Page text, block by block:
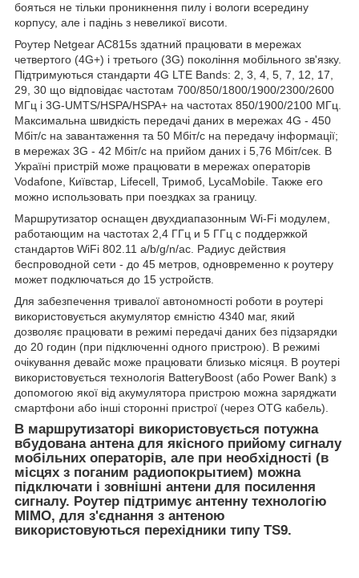
бояться не тільки проникнення пилу і вологи всередину
корпусу, але і падінь з невеликої висоти.
Роутер Netgear AC815s здатний працювати в мережах
четвертого (4G+) і третього (3G) покоління мобільного зв'язку.
Підтримуються стандарти 4G LTE Bands: 2, 3, 4, 5, 7, 12, 17,
29, 30 що відповідає частотам 700/850/1800/1900/2300/2600
МГц і 3G-UMTS/HSPA/HSPA+ на частотах 850/1900/2100 МГц.
Максимальна швидкість передачі даних в мережах 4G - 450
Мбіт/с на завантаження та 50 Мбіт/с на передачу інформації;
в мережах 3G - 42 Мбіт/с на прийом даних і 5,76 Мбіт/сек. В
Україні пристрій може працювати в мережах операторів
Vodafone, Київстар, Lifecell, Тримоб, LycaMobile. Также его
можно использовать при поездках за границу.
Маршрутизатор оснащен двухдиапазонным Wi-Fi модулем,
работающим на частотах 2,4 ГГц и 5 ГГц с поддержкой
стандартов WiFi 802.11 a/b/g/n/ac. Радиус действия
беспроводной сети - до 45 метров, одновременно к роутеру
может подключаться до 15 устройств.
Для забезпечення тривалої автономності роботи в роутері
використовується акумулятор ємністю 4340 маг, який
дозволяє працювати в режимі передачі даних без підзарядки
до 20 годин (при підключенні одного пристрою). В режимі
очікування девайс може працювати близько місяця. В роутері
використовується технологія BatteryBoost (або Power Bank) з
допомогою якої від акумулятора пристрою можна заряджати
смартфони або інші сторонні пристрої (через OTG кабель).
В маршрутизаторі використовується потужна
вбудована антена для якісного прийому сигналу
мобільних операторів, але при необхідності (в
місцях з поганим радиопокрытием) можна
підключати і зовнішні антени для посилення
сигналу. Роутер підтримує антенну технологію
MIMO, для з'єднання з антеною
використовуються перехідники типу TS9.